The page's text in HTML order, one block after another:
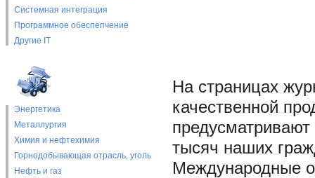
Системная интеграция
Программное обеспепчение
Другие IT
Энергетика
Металлургия
Химия и нефтехимия
Горнодобывающая отрасль, уголь
Нефть и газ
На страницах
качественной
тысяч наших
Международные